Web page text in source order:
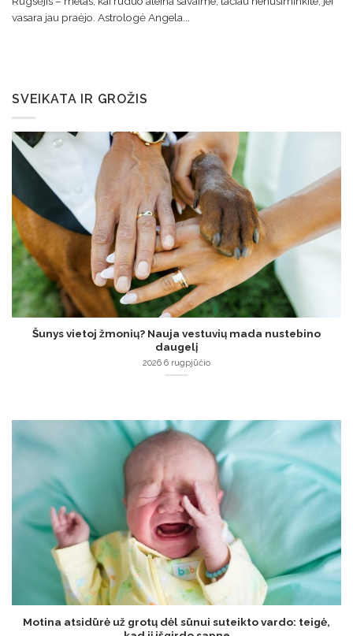
vasara jau praėjo. Astrologė Angela...
SVEIKATA IR GROŽIS
Šunys vietoj žmonių? Nauja vestuvių mada nustebino
daugelį
2026 6 rugpjūčio
Motina atsidūrė už grotų dėl sūnui suteikto vardo: teigė,